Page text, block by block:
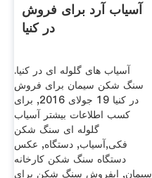
آسیاب آرد برای فروش
در کنیا
آسیاب های گلوله ای در کنیا.
سنگ شکن سیمان برای فروش
در کنیا 19 جولای 2016, برای
کسب اطلاعات بیشتر آسیاب
گلوله ای سنگ شکن
فکی,آسیاب, دستگاه, عکس
دستگاه سنگ شکن کارخانه
سیمان, ایفروش سنگ شکن برای